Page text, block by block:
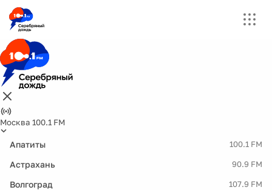
Москва 100.1 FM
Апатиты 100.1 FM
Астрахань 90.9 FM
Волгоград 107.9 FM